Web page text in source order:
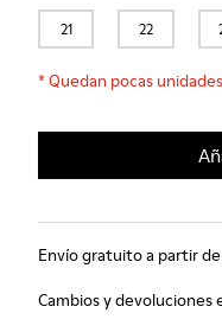
21 22
*Quedan pocas unidades
Envío gratuito a partir
Cambios y devoluciones